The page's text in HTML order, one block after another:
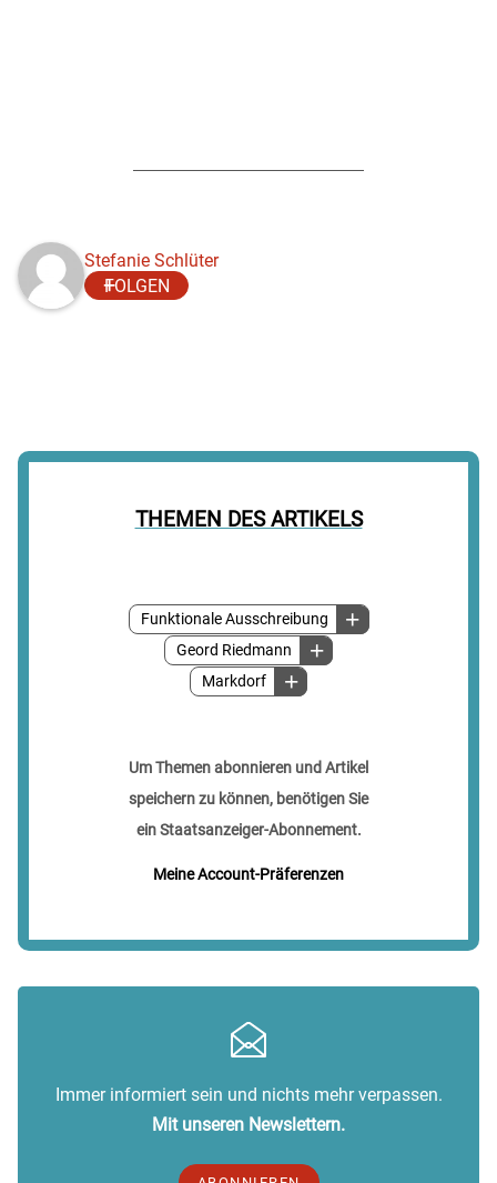
THEMEN DES ARTIKELS
Funktionale Ausschreibung
Geord Riedmann
Markdorf
Um Themen abonnieren und Artikel
speichern zu können, benötigen Sie
ein Staatsanzeiger-Abonnement.
Meine Account-Präferenzen
Stefanie Schlüter
FOLGEN
Immer informiert sein und nichts mehr verpassen.
Mit unseren Newslettern.